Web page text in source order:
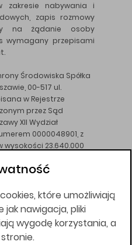
zakresie nabywania i
zapis rozmowy
na żądanie osoby
wymagany przepisami
Środowiska Spółka
00-517 ul.
w Rejestrze
przez Sąd
XII Wydział
0000048901, z
wysokości 23.640.000
zezwolenia KNF z dnia
stronie w tym
nie są
miejsce
Stanach
które umożliwiają
nawigacja, pliki
wygodę korzystania, a